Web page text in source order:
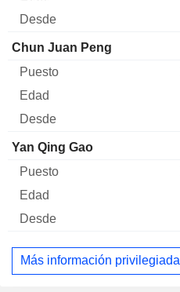
Chun Juan Peng
Yan Qing Gao
Más información privilegiada